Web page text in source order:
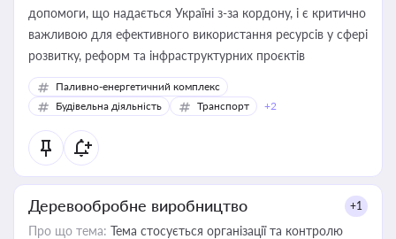
допомоги, що надається Україні з-за кордону, і є критично
важливою для ефективного використання ресурсів у сфері
розвитку, реформ та інфраструктурних проєктів
Паливно-енергетичний комплекс
Будівельна діяльність
Транспорт +2
Деревообробне виробництво +1
Про що тема: Тема стосується організації та контролю